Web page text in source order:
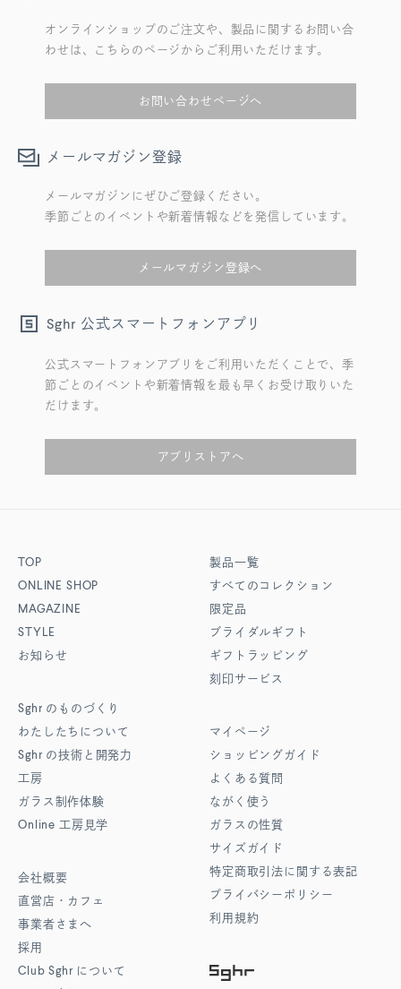
オンラインショップのご注文や、製品に関するお問い合
わせは、こちらのページからご利用いただけます。
お問い合わせページへ
メールマガジン登録
メールマガジンにぜひご登録ください。
季節ごとのイベントや新着情報などを発信しています。
メールマガジン登録へ
Sghr 公式スマートフォンアプリ
公式スマートフォンアプリをご利用いただくことで、季
節ごとのイベントや新着情報を最も早くお受け取りいた
だけます。
アプリストアへ
TOP
ONLINE SHOP
MAGAZINE
STYLE
お知らせ
Sghr のものづくり
わたしたちについて
Sghr の技術と開発力
工房
ガラス制作体験
Online 工房見学
会社概要
直営店・カフェ
事業者さまへ
採用
Club Sghr について
製品一覧
すべてのコレクション
限定品
ブライダルギフト
ギフトラッピング
刻印サービス
マイページ
ショッピングガイド
よくある質問
ながく使う
ガラスの性質
サイズガイド
特定商取引法に関する表記
プライバシーポリシー
利用規約